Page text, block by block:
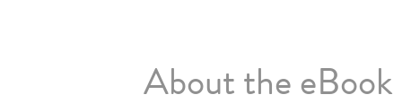
About the eBook